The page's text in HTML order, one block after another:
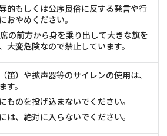
的もしくは公序良俗に反する発言や行
おやめください。
の前方から身を乗り出して大きな旗を
大変危険なので禁止しています。
笛）や拡声器等のサイレンの使用は、
す。
ものを投げ込まないでください。
は、絶対に入らないでください。